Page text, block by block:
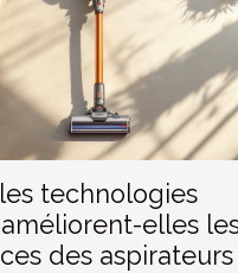
technologies
elles
des aspirateurs